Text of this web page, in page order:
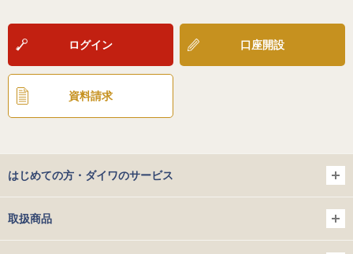
ログイン 口座開設
資料請求
はじめての方・ダイワのサービス
取扱商品